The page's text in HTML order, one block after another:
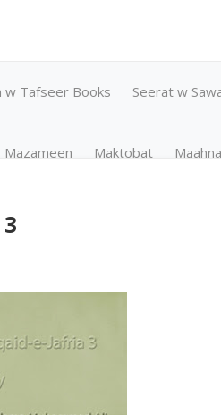
w Tafseer Books Seerat w
Mazameen Maktobat